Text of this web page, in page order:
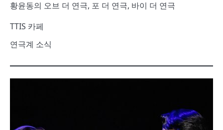
황윤동의 오브 더 연극, 포 더 연극, 바이 더 연극
TTIS 카페
연극계 소식